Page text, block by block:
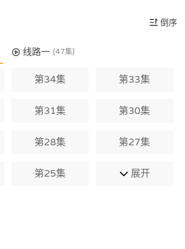
结为兄弟。三兄弟以平定黄巾军起家，逐
渐成为裂土称霸的一方枭雄。在之后的漫
权、诸葛亮、周瑜、赵云等乱世豪杰相继
倒序
线路一 (47集)
第34集 第33集
第31集 第30集
第28集 第27集
第25集 展开